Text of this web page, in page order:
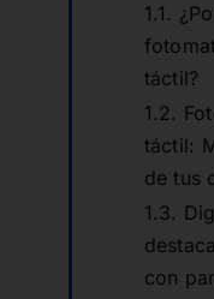
táctil?
táctil:
de tus
con